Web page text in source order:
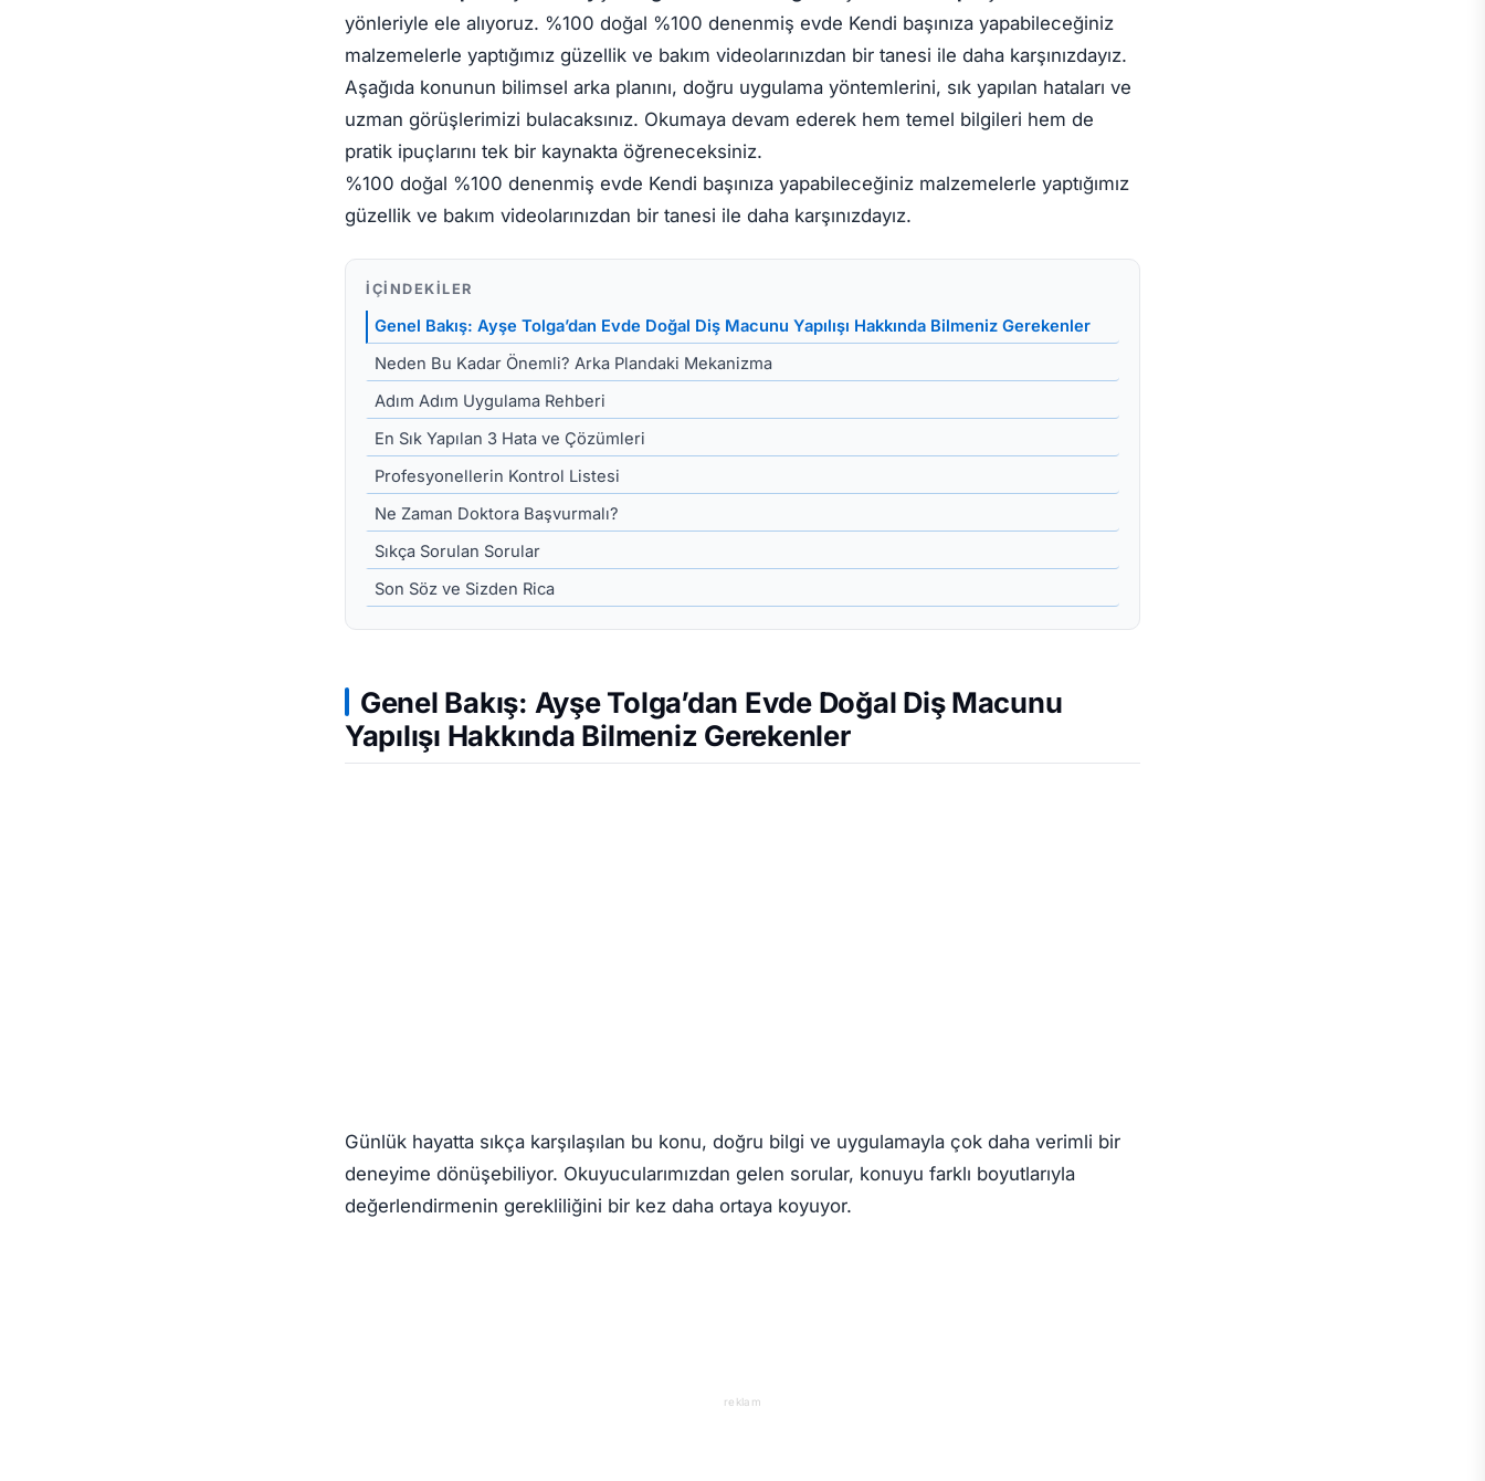
yönleriyle ele alıyoruz. %100 doğal %100 denenmiş evde Kendi başınıza yapabileceğiniz
malzemelerle yaptığımız güzellik ve bakım videolarınızdan bir tanesi ile daha karşınızdayız.
Aşağıda konunun bilimsel arka planını, doğru uygulama yöntemlerini, sık yapılan hataları ve
uzman görüşlerimizi bulacaksınız. Okumaya devam ederek hem temel bilgileri hem de
pratik ipuçlarını tek bir kaynakta öğreneceksiniz.
%100 doğal %100 denenmiş evde Kendi başınıza yapabileceğiniz malzemelerle yaptığımız
güzellik ve bakım videolarınızdan bir tanesi ile daha karşınızdayız.
İÇINDEKILER
Genel Bakış: Ayşe Tolga’dan Evde Doğal Diş Macunu Yapılışı Hakkında Bilmeniz Gerekenler
Neden Bu Kadar Önemli? Arka Plandaki Mekanizma
Adım Adım Uygulama Rehberi
En Sık Yapılan 3 Hata ve Çözümleri
Profesyonellerin Kontrol Listesi
Ne Zaman Doktora Başvurmalı?
Sıkça Sorulan Sorular
Son Söz ve Sizden Rica
Genel Bakış: Ayşe Tolga’dan Evde Doğal Diş Macunu
Yapılışı Hakkında Bilmeniz Gerekenler
Günlük hayatta sıkça karşılaşılan bu konu, doğru bilgi ve uygulamayla çok daha verimli bir
deneyime dönüşebiliyor. Okuyucularımızdan gelen sorular, konuyu farklı boyutlarıyla
değerlendirmenin gerekliliğini bir kez daha ortaya koyuyor.
reklam